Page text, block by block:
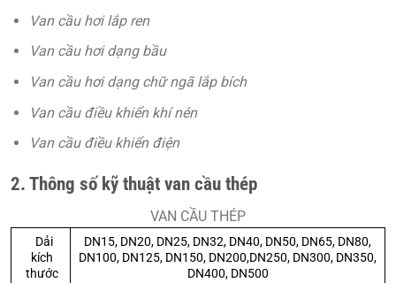
Van cầu hơi lắp ren
Van cầu hơi dạng bầu
Van cầu hơi dạng chữ ngã lắp bích
Van cầu điều khiển khí nén
Van cầu điều khiển điện
2. Thông số kỹ thuật van cầu thép
VAN CẦU THÉP
Dải
kích
thước
DN15, DN20, DN25, DN32, DN40, DN50, DN65, DN80,
DN100, DN125, DN150, DN200,DN250, DN300, DN350,
DN400, DN500